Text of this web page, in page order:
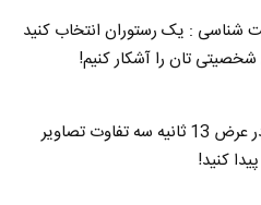
: یک رستوران انتخاب کنید
تان را آشکار کنیم!
بازی فکری : در عرض 13 ثانیه سه تفاوت تصاویر
کنید!